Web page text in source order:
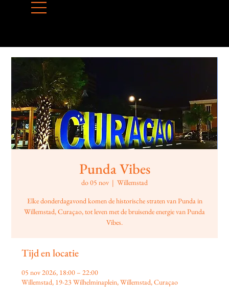
Punda Vibes
do 05 nov
  |
Willemstad
Elke donderdagavond komen de historische straten van Punda in
Willemstad, Curaçao, tot leven met de bruisende energie van Punda
Vibes.
Tijd en locatie
05 nov 2026, 18:00 – 22:00
Willemstad, 19-23 Wilhelminaplein, Willemstad, Curaçao